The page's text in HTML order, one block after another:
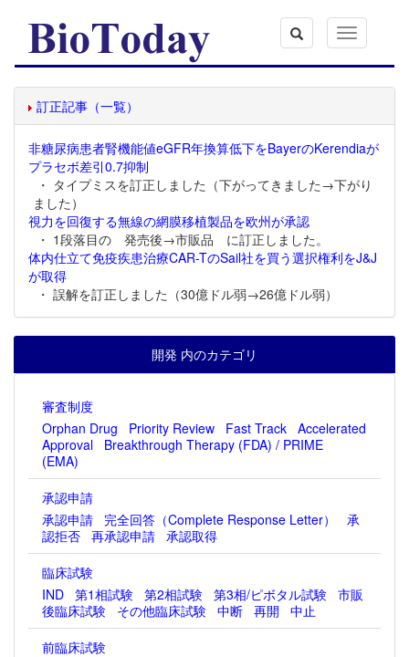
Toggle
navigation
訂正記事（一覧）
非糖尿病患者腎機能値eGFR年換算低下をBayerのKerendiaが
プラセボ差引0.7抑制
・ タイプミスを訂正しました（下がってきました→下がり
ました）
視力を回復する無線の網膜移植製品を欧州が承認
・ 1段落目の 発売後→市販品 に訂正しました。
体内仕立て免疫疾患治療CAR-TのSail社を買う選択権利をJ&J
が取得
・ 誤解を訂正しました（30億ドル弱→26億ドル弱）
開発 内のカテゴリ
審査制度
Orphan Drug
Priority Review Fast Track Accelerated
Approval
Breakthrough Therapy (FDA) / PRIME
(EMA)
承認申請
承認申請
完全回答（Complete Response Letter）
承
認拒否 再承認申請 承認取得
臨床試験
IND 第1相試験 第2相試験 第3相/ピボタル試験 市販
後臨床試験
その他臨床試験 中断 再開
中止
前臨床試験